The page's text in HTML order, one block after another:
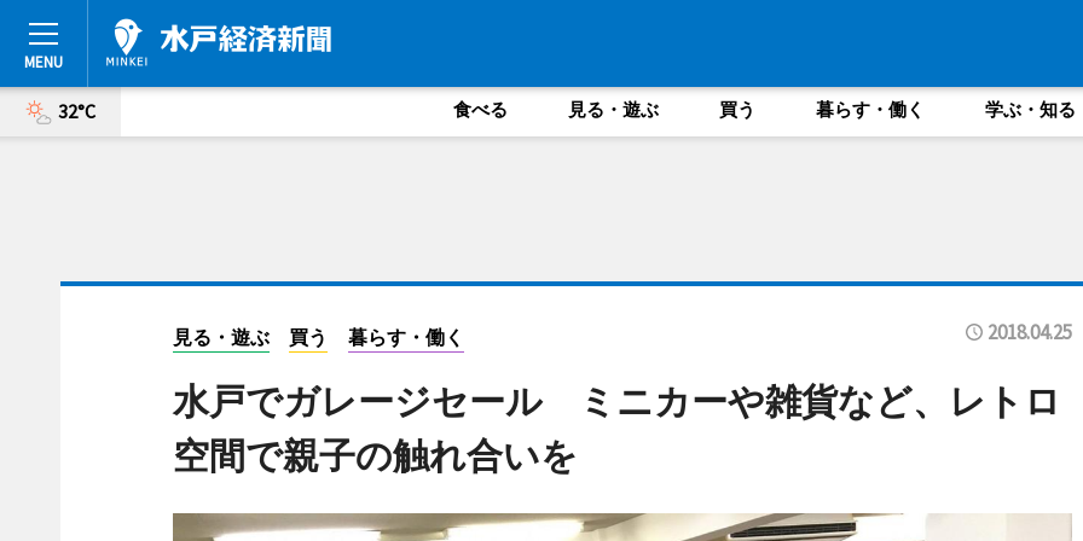
32°C 食べる 見る・遊ぶ 買う 暮らす・働く 学ぶ・知る
見る・遊ぶ 買う 暮らす・働く 2018.04.25
水戸でガレージセール ミニカーや雑貨など、レトロ
空間で親子の触れ合いを